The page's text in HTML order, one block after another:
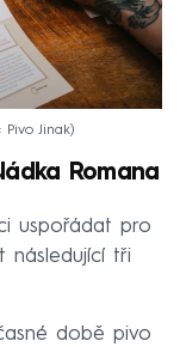
Pivo Jinak
Romana
uspořádat pro
následující tři
době pivo